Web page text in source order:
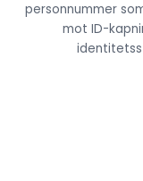
personnummer
mot ID-